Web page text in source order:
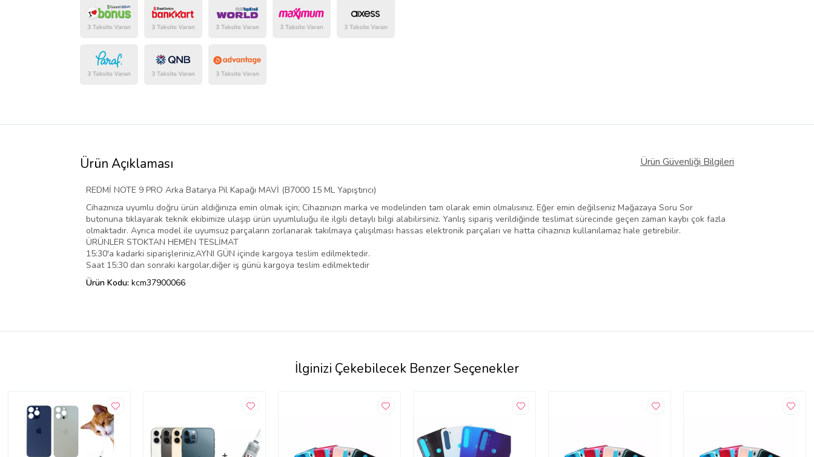
Ürün Açıklaması Ürün Güvenliği Bilgileri
REDMİ NOTE 9 PRO Arka Batarya Pil Kapağı MAVİ (B7000 15 ML Yapıştırıcı)
Cihazınıza uyumlu doğru ürün aldığınıza emin olmak için; Cihazınızın marka ve modelinden tam olarak emin olmalısınız. Eğer emin değilseniz Mağazaya Soru Sor
butonuna tıklayarak teknik ekibimize ulaşıp ürün uyumluluğu ile ilgili detaylı bilgi alabilirsiniz. Yanlış sipariş verildiğinde teslimat sürecinde geçen zaman kaybı çok fazla
olmaktadır. Ayrıca model ile uyumsuz parçaların zorlanarak takılmaya çalışılması hassas elektronik parçaları ve hatta cihazınızı kullanılamaz hale getirebilir.
ÜRÜNLER STOKTAN HEMEN TESLİMAT
15:30'a kadarki siparişleriniz,AYNI GÜN içinde kargoya teslim edilmektedir.
Saat 15:30 dan sonraki kargolar,diğer iş günü kargoya teslim edilmektedir
Ürün Kodu: kcm37900066
İlginizi Çekebilecek Benzer Seçenekler